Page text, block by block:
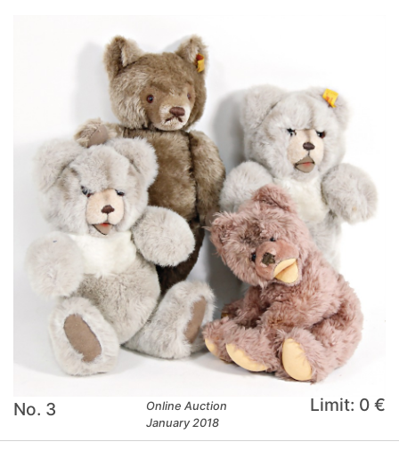
No. 3
Online Auction
January 2018
Limit: 0 €